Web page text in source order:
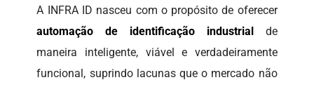
A INFRA ID nasceu com o propósito de oferecer
automação de identificação industrial
de
maneira inteligente, viável e verdadeiramente
funcional, suprindo lacunas que o mercado não